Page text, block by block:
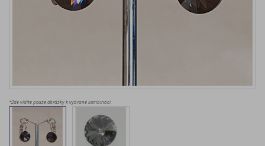
*Zde vidíte pouze obrázky k vybrané kombinaci.